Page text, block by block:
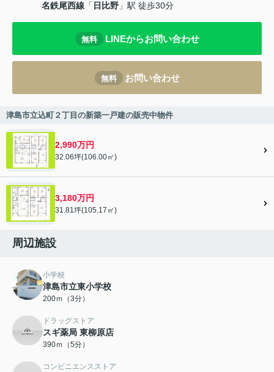
名鉄尾西線 「 日比野 」駅 徒歩30分
無料 LINEからお問い合わせ
無料 お問い合わせ
津島市立込町２丁目の新築一戸建の販売中物件
2,990万円
32.06坪(106.00㎡)
3,180万円
31.81坪(105.17㎡)
周辺施設
小学校
津島市立東小学校
200ｍ（3分）
ドラッグストア
スギ薬局 東柳原店
390ｍ（5分）
コンビニエンスストア